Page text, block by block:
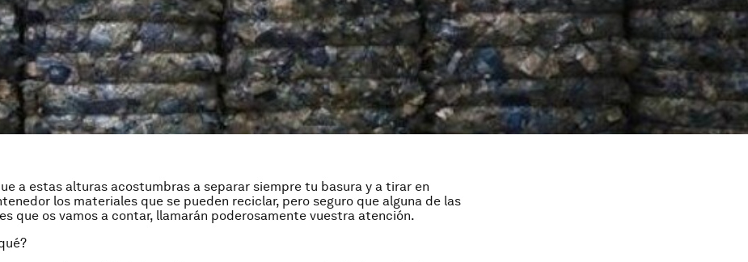
a estas alturas acostumbras a separar siempre tu basura y a tirar en
los materiales que se pueden reciclar, pero seguro que alguna de las
que os vamos a contar, llamarán poderosamente vuestra atención.